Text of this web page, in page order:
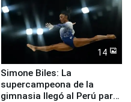
14
Simone Biles: La
supercampeona de la
gimnasia llegó al Perú para